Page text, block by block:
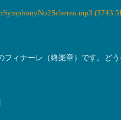
フィナーレ（終楽章）です。ど